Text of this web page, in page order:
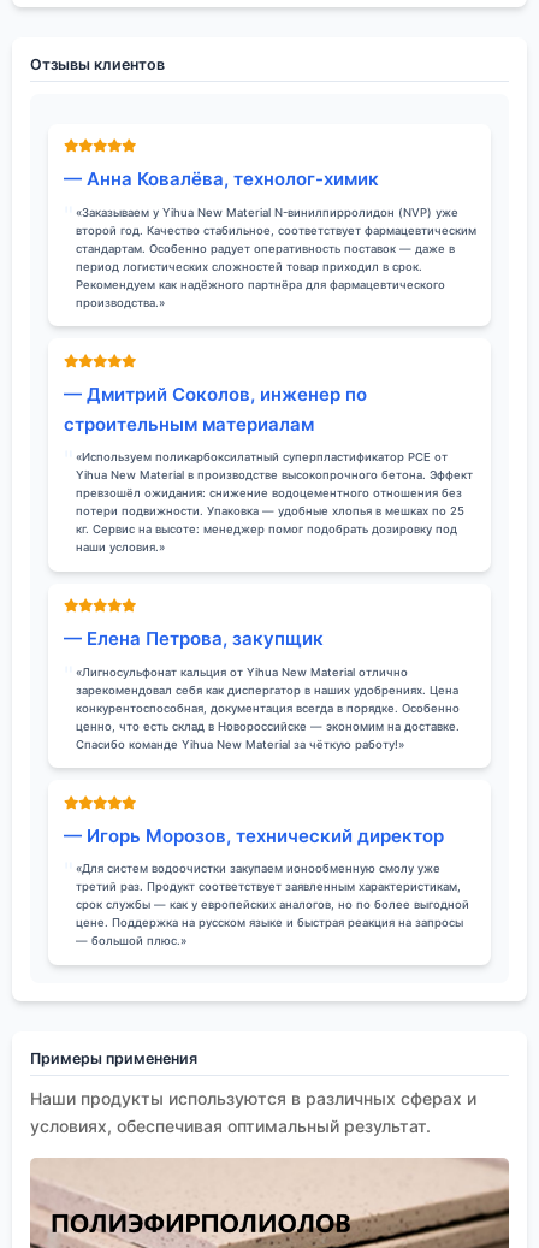
Отзывы клиентов
— Анна Ковалёва, технолог-химик
«Заказываем у Yihua New Material N-винилпирролидон (NVP) уже
второй год. Качество стабильное, соответствует фармацевтическим
стандартам. Особенно радует оперативность поставок — даже в
период логистических сложностей товар приходил в срок.
Рекомендуем как надёжного партнёра для фармацевтического
производства.»
— Дмитрий Соколов, инженер по
строительным материалам
«Используем поликарбоксилатный суперпластификатор PCE от
Yihua New Material в производстве высокопрочного бетона. Эффект
превзошёл ожидания: снижение водоцементного отношения без
потери подвижности. Упаковка — удобные хлопья в мешках по 25
кг. Сервис на высоте: менеджер помог подобрать дозировку под
наши условия.»
— Елена Петрова, закупщик
«Лигносульфонат кальция от Yihua New Material отлично
зарекомендовал себя как диспергатор в наших удобрениях. Цена
конкурентоспособная, документация всегда в порядке. Особенно
ценно, что есть склад в Новороссийске — экономим на доставке.
Спасибо команде Yihua New Material за чёткую работу!»
— Игорь Морозов, технический директор
«Для систем водоочистки закупаем ионообменную смолу уже
третий раз. Продукт соответствует заявленным характеристикам,
срок службы — как у европейских аналогов, но по более выгодной
цене. Поддержка на русском языке и быстрая реакция на запросы
— большой плюс.»
Примеры применения
Наши продукты используются в различных сферах и
условиях, обеспечивая оптимальный результат.